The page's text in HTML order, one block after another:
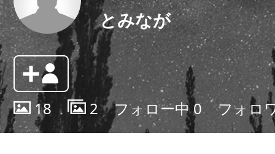
とみなが
18 2 フォロー中0 フォロ